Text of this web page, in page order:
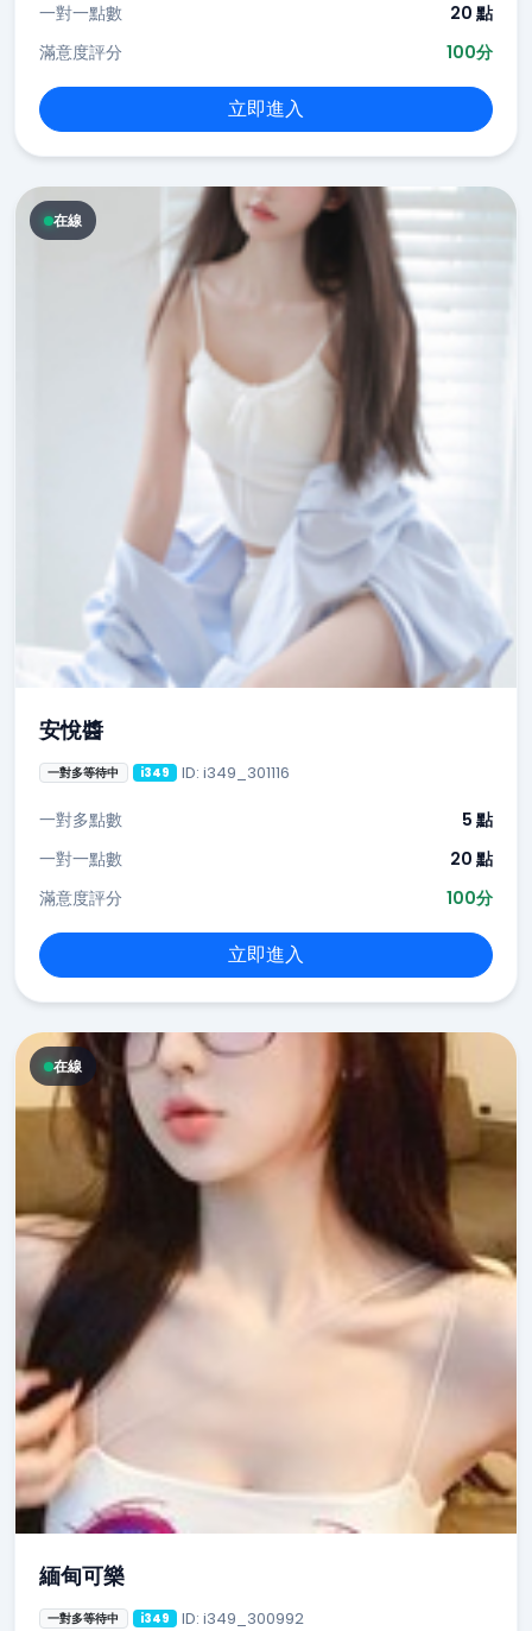
一對一點數
20 點
滿意度評分
100分
立即進入
在線
安悅醬
一對多等待中 i349 ID: i349_301116
一對多點數
5 點
一對一點數
20 點
滿意度評分
100分
立即進入
在線
緬甸可樂
一對多等待中 i349 ID: i349_300992